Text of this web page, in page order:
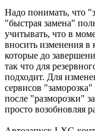
Надо понимать, что
"быстрая замена"
учитывать, что в
вносить изменения
которые до
так что для
подходит. Для
сервисов
после "разморозки"
просто возобновляя